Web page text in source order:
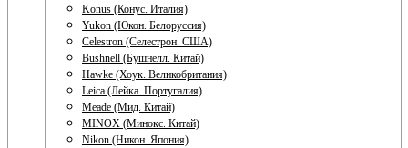
Konus (Конус. Италия)
Yukon (Юкон. Белоруссия)
Celestron (Селестрон. США)
Bushnell (Бушнелл. Китай)
Hawke (Хоук. Великобритания)
Leica (Лейка. Португалия)
Meade (Мид. Китай)
MINOX (Минокс. Китай)
Nikon (Никон. Япония)